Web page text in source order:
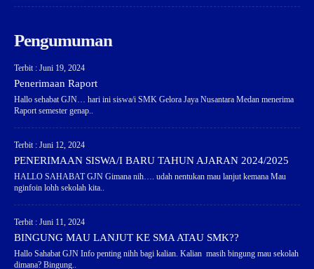
Pengumuman
Terbit : Juni 19, 2024
Penerimaan Raport
Hallo sehabat GJN… hari ini siswa/i SMK Gelora Jaya Nusantara Medan menerima
Raport semester genap..
Terbit : Juni 12, 2024
PENERIMAAN SISWA/I BARU TAHUN AJARAN 2024/2025
HALLO SAHABAT GJN Gimana nih…. udah nentukan mau lanjut kemana Mau
nginfoin lohh sekolah kita..
Terbit : Juni 11, 2024
BINGUNG MAU LANJUT KE SMA ATAU SMK??
Hallo Sahabat GJN Info penting nihh bagi kalian. Kalian masih bingung mau sekolah
dimana? Bingung..